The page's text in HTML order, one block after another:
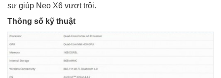
sự giúp Neo X6 vượt trội.
Thông số kỹ thuật